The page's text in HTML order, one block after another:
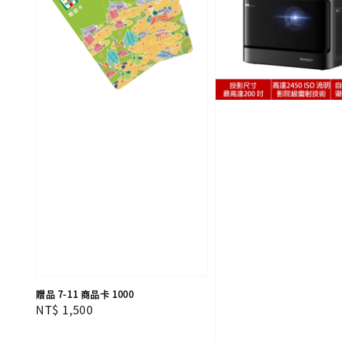
贈品 7-11 商品卡 1000
Regular
NT$ 1,500